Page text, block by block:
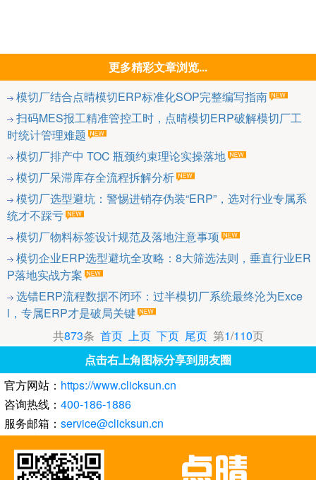
更多精彩文章浏览...
模切厂结合点晴模切ERP标准化SOP完整编写指南
扫码MES报工精准管控工时，点晴模切ERP破解模切厂工
时统计管理难题
模切厂排产中 TOC 瓶颈约束理论实操落地
模切厂呆滞库存全流程拆解分析
模切厂选型避坑：警惕进销存伪装“ERP”，选对行业专属系
统才不踩亏
模切厂物料标签设计规范及落地注意事项
模切企业ERP选型避坑全攻略：8大筛选法则，垂直行业ER
P落地实战方案
选错ERP流程数据不闭环：过半模切厂系统最终沦为Exce
l，专属ERP才是破局关键
共873条 首页 上页 下页 尾页第1/110页
点击右上角图标分享到朋友圈
官方网站： https://www.clicksun.cn
咨询热线： 400-186-1886
服务邮箱： service@clicksun.cn